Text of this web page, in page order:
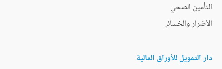
التأمين الصحي
الأضرار والخسائر
دار التمويل للأوراق المالية